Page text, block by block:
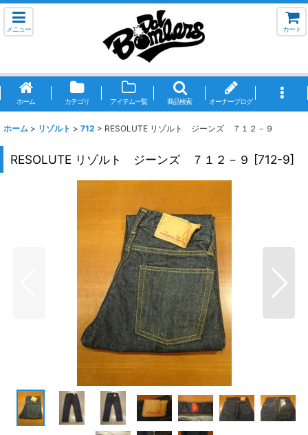
メニュー カート
ホーム カテゴリ アイテム一覧 商品検索 オーナーブログ
ホーム > リゾルト > 712 > RESOLUTE リゾルト ジーンズ ７１２－９
RESOLUTE リゾルト ジーンズ ７１２－９ [712-9]